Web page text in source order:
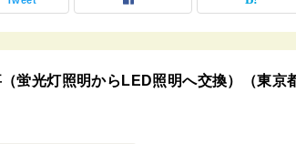
蛍光灯照明からLED照明へ交換）（東京